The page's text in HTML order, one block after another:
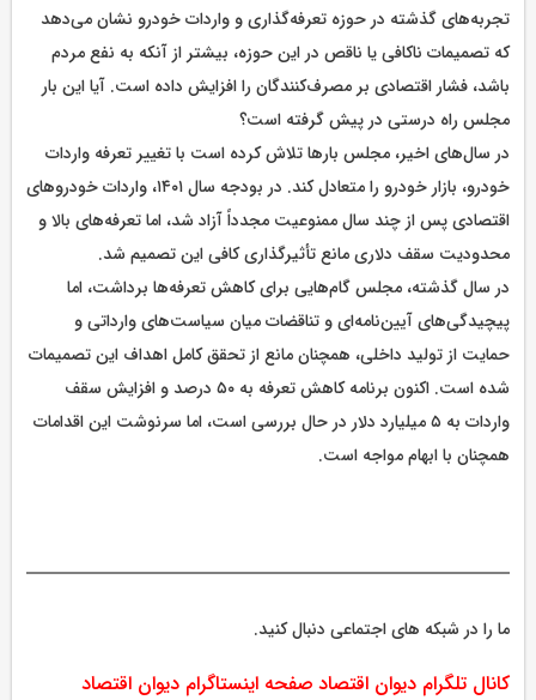
تجربه‌های گذشته در حوزه تعرفه‌گذاری و واردات خودرو نشان می‌دهد
که تصمیمات ناکافی یا ناقص در این حوزه، بیشتر از آنکه به نفع مردم
باشد، فشار اقتصادی بر مصرف‌کنندگان را افزایش داده است. آیا این بار
مجلس راه درستی در پیش گرفته است؟
در سال‌های اخیر، مجلس بارها تلاش کرده است با تغییر تعرفه واردات
خودرو، بازار خودرو را متعادل کند. در بودجه سال ۱۴۰۱، واردات خودروهای
اقتصادی پس از چند سال ممنوعیت مجدداً آزاد شد، اما تعرفه‌های بالا و
محدودیت سقف دلاری مانع تأثیرگذاری کافی این تصمیم شد.
در سال گذشته، مجلس گام‌هایی برای کاهش تعرفه‌ها برداشت، اما
پیچیدگی‌های آیین‌نامه‌ای و تناقضات میان سیاست‌های وارداتی و
حمایت از تولید داخلی، همچنان مانع از تحقق کامل اهداف این تصمیمات
شده است. اکنون برنامه کاهش تعرفه به ۵۰ درصد و افزایش سقف
واردات به ۵ میلیارد دلار در حال بررسی است، اما سرنوشت این اقدامات
همچنان با ابهام مواجه است.
ما را در شبکه های اجتماعی دنبال کنید.
کانال تلگرام دیوان اقتصاد صفحه اینستاگرام دیوان اقتصاد